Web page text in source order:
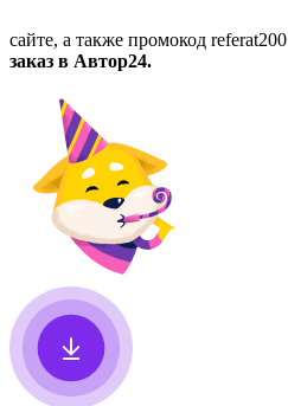
сайте, а также промокод referat200
заказ в Автор24.